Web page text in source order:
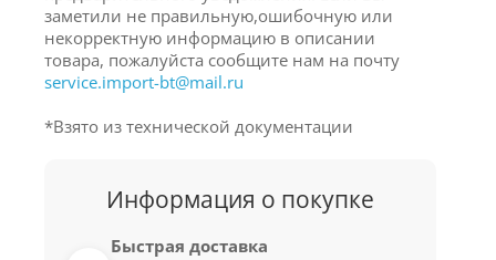
заметили не правильную,ошибочную или
некорректную информацию в описании
товара, пожалуйста сообщите нам на почту
service.import-bt@mail.ru
*Взято из технической документации
Информация о покупке
Быстрая доставка